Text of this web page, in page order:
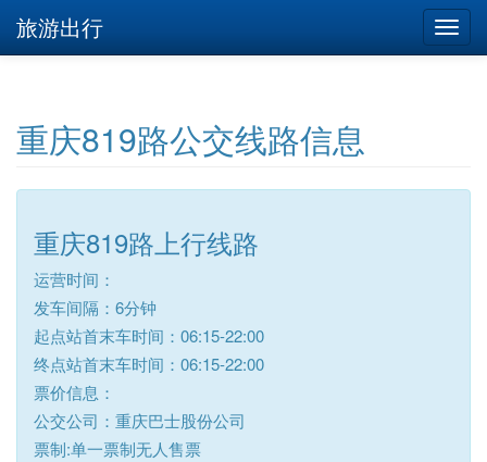
旅游出行
重庆819路公交线路信息
重庆819路上行线路
运营时间：
发车间隔：6分钟
起点站首末车时间：06:15-22:00
终点站首末车时间：06:15-22:00
票价信息：
公交公司：重庆巴士股份公司
票制:单一票制无人售票